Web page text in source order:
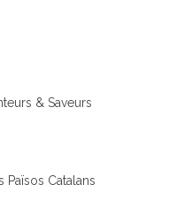
& Saveurs
Països Catalans